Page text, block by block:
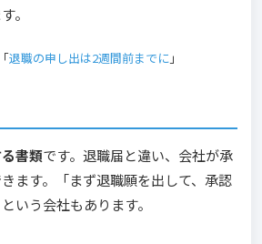
。
退職の申し出は2週間前までに 」
書類です。退職届と違い、会社が承
ます。「まず退職願を出して、承認
いう会社もあります。